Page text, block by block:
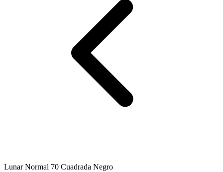
Lunar Normal 70 Cuadrada Negro